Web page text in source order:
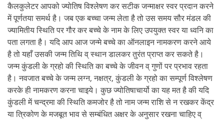
कैलकुलेटर आपको ज्योतिष विश्लेषण कर सटीक जन्माक्षर स्वर प्रदान करने
में पूर्णतया समर्थ है। जब एक बच्चा जन्म लेता है तो उस समय सौर मंडल की
ज्यामितीय स्थिति पर गौर कर बच्चे के नाम के लिए उपयुक्त स्वर या ध्वनि का
पता लगता है। यदि आप आज जन्मे बच्चे का ऑनलाइन नामकरण करने आये
है तो यहाँ उसकी जन्म तिथि व् स्थान डालकर तुरंत प्राप्त कर सकते है।
जन्म कुंडली के ग्रहो की स्थिति का बच्चे के जीवन व् गुणों पर प्रभाव रहता
है। नवजात बच्चे के जन्म लग्न, नक्षत्र, कुंडली के ग्रहो का सम्पूर्ण विश्लेषण
करके ही नामकरण करना चाइये। कुछ ज्योतिषाचार्यो का यह मत है की यदि
कुंडली में चन्द्रमा की स्थिति कमजोर है तो नाम जन्म राशि से न रखकर केंद्र
या त्रिकोण के मजबूत भाव से सम्बंधित अक्षर के अनुसार रखना चाहिए व्